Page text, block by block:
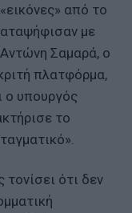
από το
με
Σαμαρά, ο
πλατφόρμα,
ο υπουργός
το
ότι δεν